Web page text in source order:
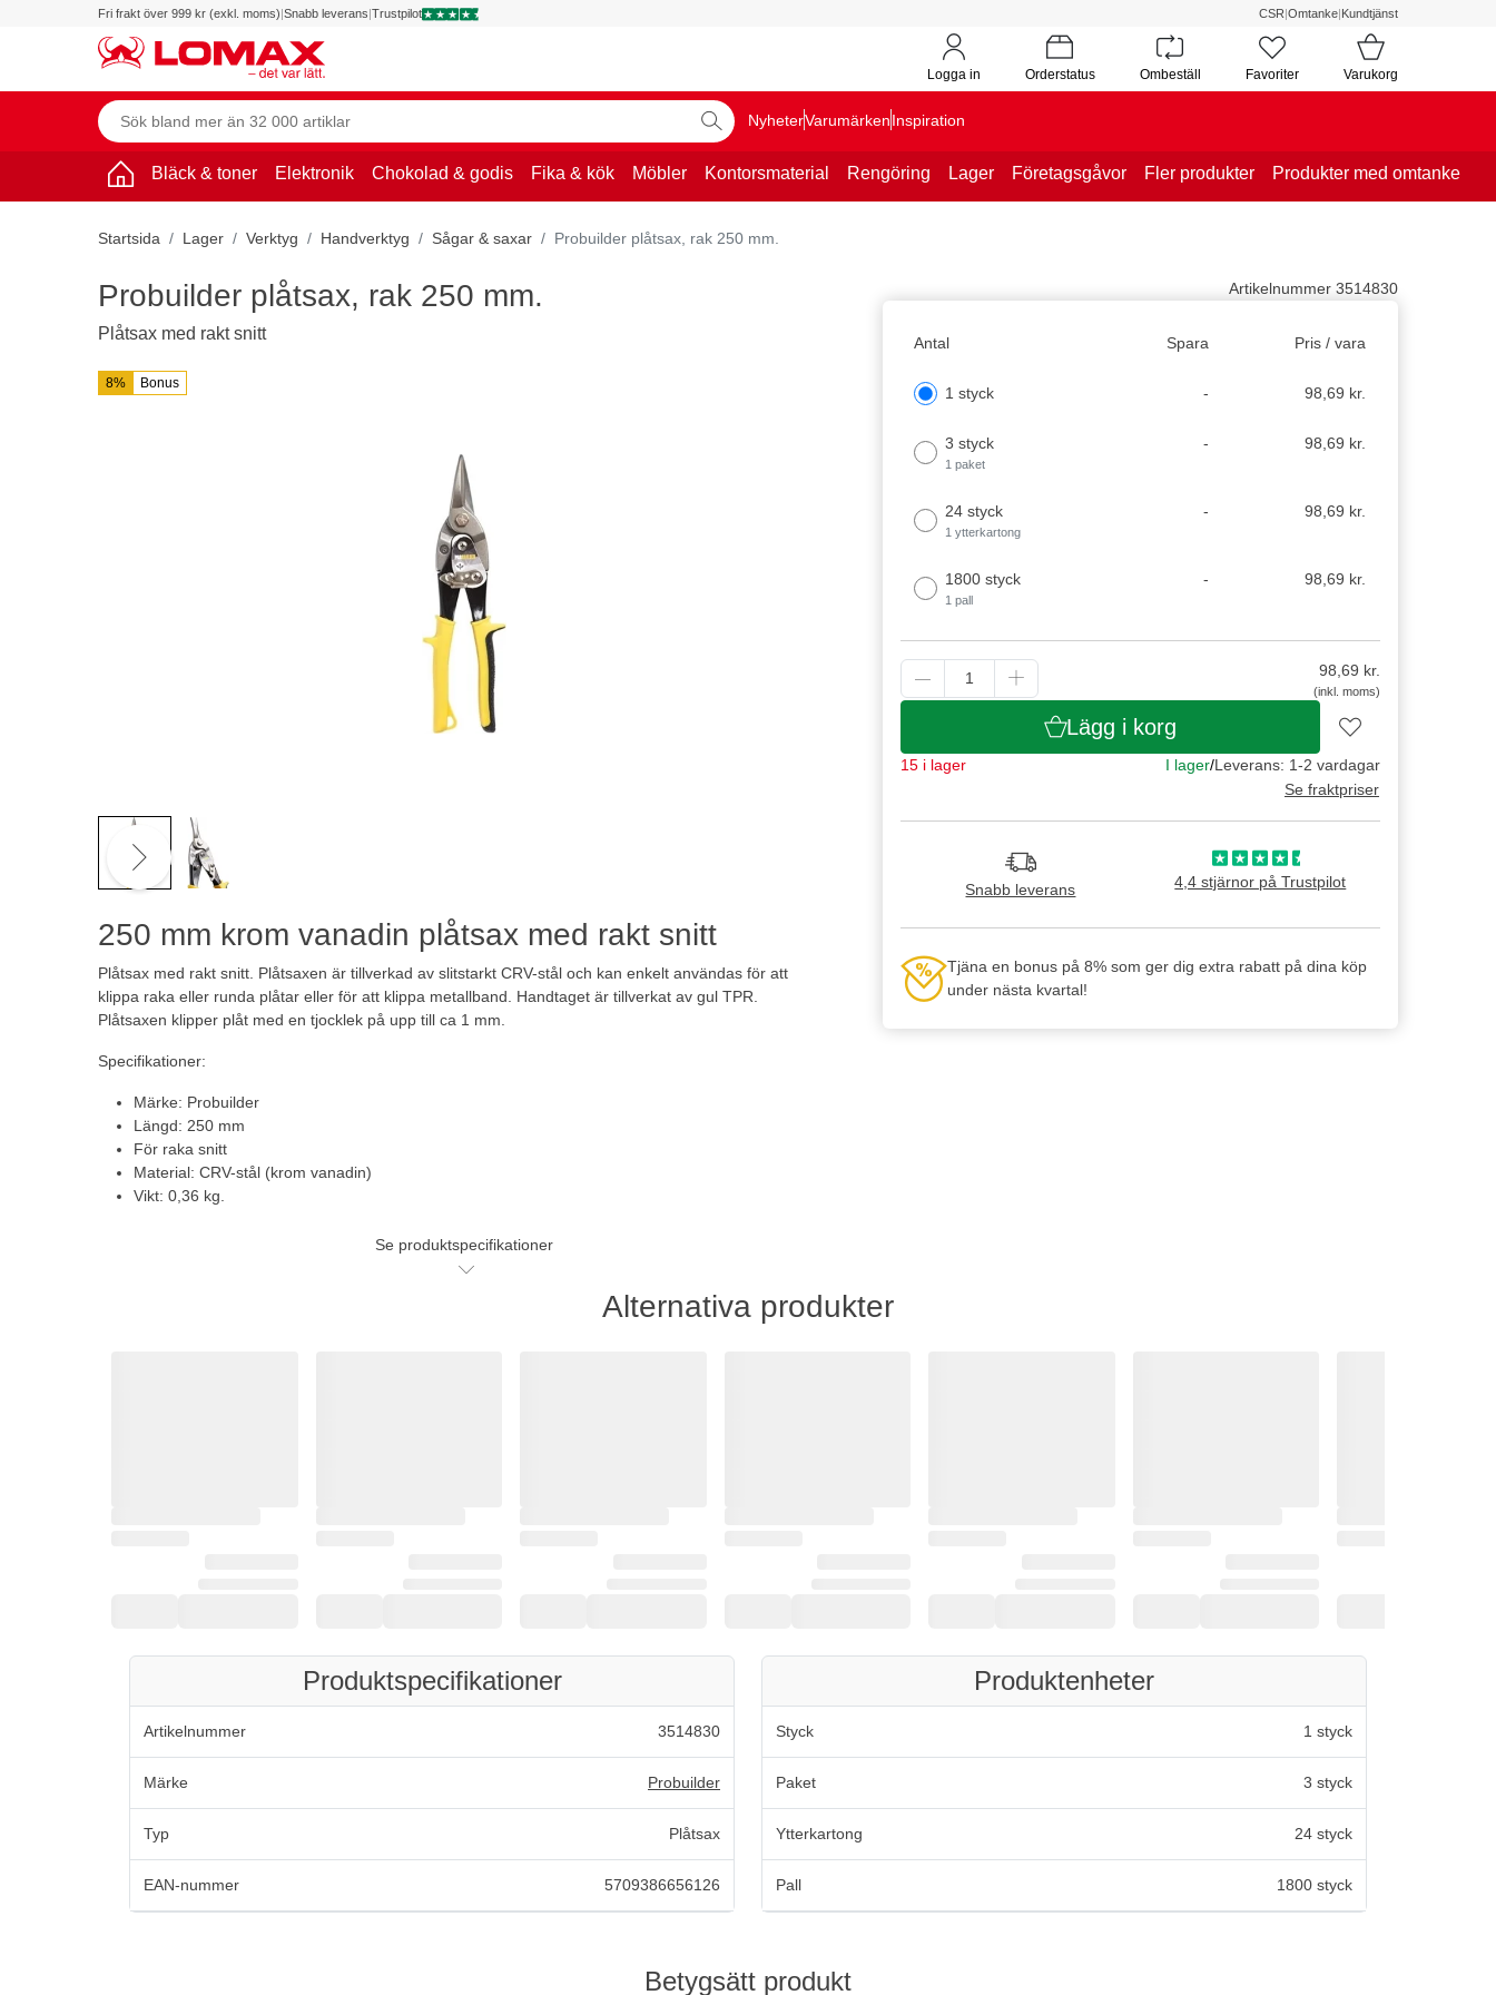
Fri frakt över 999 kr (exkl. moms)|Snabb leverans|Trustpilot CSR|Omtanke|Kundtjänst
Logga in Orderstatus Ombeställ Favoriter Varukorg
NyheterVarumärkenInspiration
Bläck & toner Elektronik Chokolad & godis Fika & kök Möbler Kontorsmaterial Rengöring Lager Företagsgåvor Fler produkter Produkter med omtanke
Startsida Lager Verktyg Handverktyg Sågar & saxar Probuilder plåtsax, rak 250 mm.
8% Bonus
250 mm krom vanadin plåtsax med rakt snitt
Plåtsax med rakt snitt. Plåtsaxen är tillverkad av slitstarkt CRV-stål och kan enkelt användas för att
klippa raka eller runda plåtar eller för att klippa metallband. Handtaget är tillverkat av gul TPR.
Plåtsaxen klipper plåt med en tjocklek på upp till ca 1 mm.
Specifikationer:
Märke: Probuilder
Längd: 250 mm
För raka snitt
Material: CRV-stål (krom vanadin)
Vikt: 0,36 kg.
Se produktspecifikationer
Artikelnummer 3514830
Antal Spara Pris / vara
1 styck - 98,69 kr.
3 styck
1 paket
- 98,69 kr.
24 styck
1 ytterkartong
- 98,69 kr.
1800 styck
1 pall
- 98,69 kr.
98,69 kr.
(inkl. moms)
Lägg i korg
15 i lager I lager/Leverans: 1-2 vardagar
Se fraktpriser
Snabb leverans 4,4 stjärnor på Trustpilot
Tjäna en bonus på 8% som ger dig extra rabatt på dina köp
under nästa kvartal!
Probuilder plåtsax, rak 250 mm.
Plåtsax med rakt snitt
Alternativa produkter
Produktspecifikationer
Artikelnummer 3514830
Märke Probuilder
Typ Plåtsax
EAN-nummer 5709386656126
Produktenheter
Styck 1 styck
Paket 3 styck
Ytterkartong 24 styck
Pall 1800 styck
Betygsätt produkt